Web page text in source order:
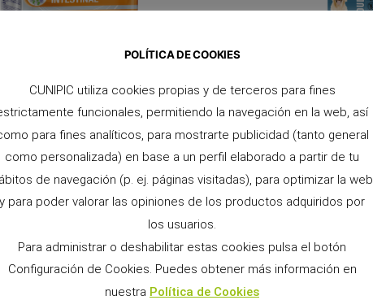
POLÍTICA DE COOKIES
CUNIPIC utiliza cookies propias y de terceros para fines
funcionales, permitiendo la navegación en la web, así
para fines analíticos, para mostrarte publicidad (tanto general
como personalizada) en base a un perfil elaborado a partir de tu
de navegación (p. ej. páginas visitadas), para optimizar la web
y para poder valorar las opiniones de los productos adquiridos por
los usuarios.
Para administrar o deshabilitar estas cookies pulsa el botón
Configuración de Cookies. Puedes obtener más información en
nuestra Política de Cookies